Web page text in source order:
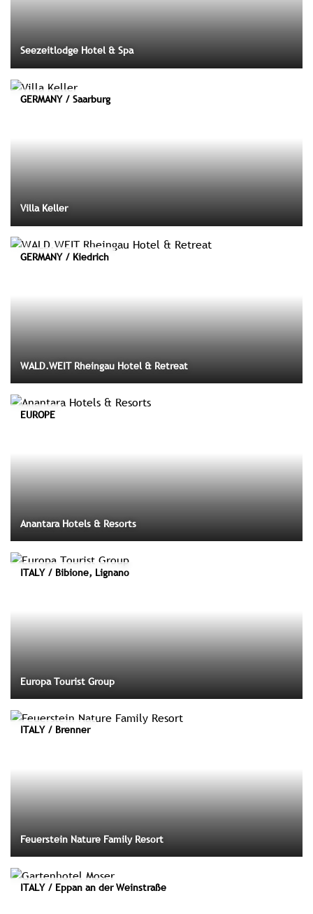
Seezeitlodge Hotel & Spa
GERMANY / Saarburg
Villa Keller
GERMANY / Kiedrich
WALD.WEIT Rheingau Hotel & Retreat
EUROPE
Anantara Hotels & Resorts
ITALY / Bibione, Lignano
Europa Tourist Group
ITALY / Brenner
Feuerstein Nature Family Resort
ITALY / Eppan an der Weinstraße